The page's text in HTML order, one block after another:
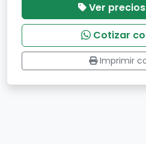
Ver
Cotizar
Imprimir